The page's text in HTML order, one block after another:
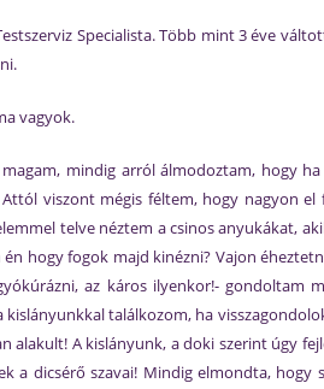
Specialista. Több mint 3 éve
vagyok.
mindig arról álmodoztam, hogy
viszont mégis féltem, hogy nagyon
telve néztem a csinos anyukákat,
hogy fogok majd kinézni? Vajon
az káros ilyenkor!- gondoltam
találkozom, ha
alakult! A kislányunk, a doki szerint úgy
a dicsérő szavai! Mindig elmondta,